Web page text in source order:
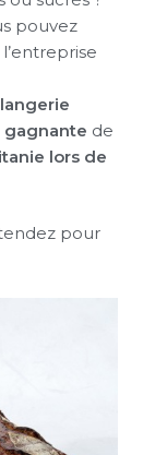
pouvez
gagnante de
lors de
pour